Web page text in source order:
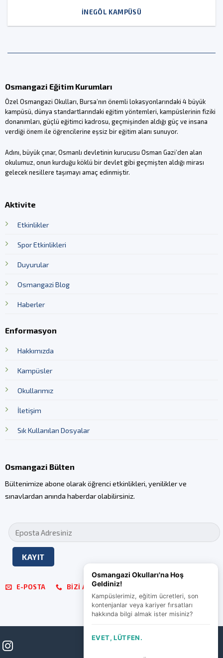
İNEGÖL KAMPÜSÜ
Osmangazi Eğitim Kurumları
Özel Osmangazi Okulları, Bursa’nın önemli lokasyonlarındaki 4 büyük
kampüsü, dünya standartlarındaki eğitim yöntemleri, kampüslerinin fiziki
donanımları, güçlü eğitimci kadrosu, geçmişinden aldığı güç ve insana
verdiği önem ile öğrencilerine eşsiz bir eğitim alanı sunuyor.
Adını, büyük çınar, Osmanlı devletinin kurucusu Osman Gazi’den alan
okulumuz, onun kurduğu köklü bir devlet gibi geçmişten aldığı mirası
gelecek nesillere taşımayı amaç edinmiştir.
Aktivite
Etkinlikler
Spor Etkinlikleri
Duyurular
Osmangazi Blog
Haberler
Enformasyon
Hakkımızda
Kampüsler
Okullarımız
İletişim
Sık Kullanılan Dosyalar
Osmangazi Bülten
Bültenimize abone olarak öğrenci etkinlikleri, yenilikler ve
sınavlardan anında haberdar olabilirsiniz.
E-POSTA BIZI ARAYIN
Osmangazi Okulları'na Hoş
Geldiniz!
Kampüslerimiz, eğitim ücretleri, son
kontenjanlar veya kariyer fırsatları
hakkında bilgi almak ister misiniz?
EVET, LÜTFEN.